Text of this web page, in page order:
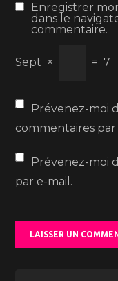
Enregistrer
dans le
commentaire.
Sept × = 7
Prévenez-moi
commentaires par
Prévenez-moi
par e-mail.